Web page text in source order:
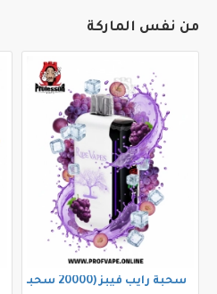
من نفس الماركة
سحبة رايب فيبز (20000 سحبة) عنب ايس